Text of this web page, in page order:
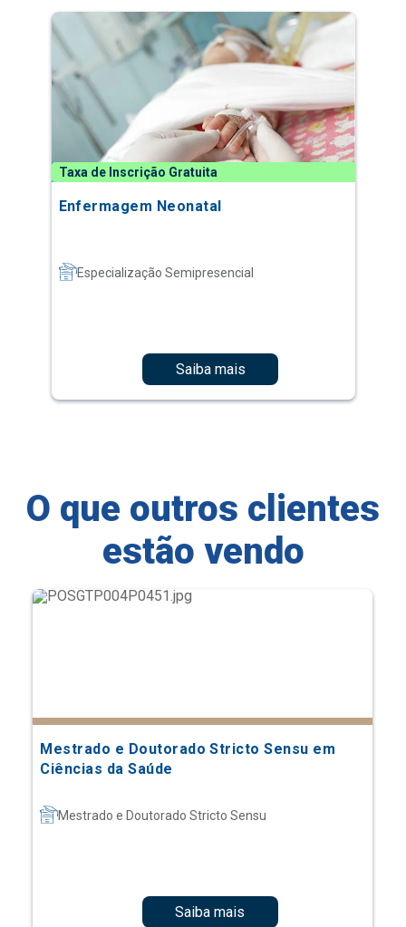
Taxa de Inscrição Gratuita
Enfermagem Neonatal
Especialização Semipresencial
Saiba mais
O que outros clientes
estão vendo
Mestrado e Doutorado Stricto Sensu em
Ciências da Saúde
Mestrado e Doutorado Stricto Sensu
Saiba mais